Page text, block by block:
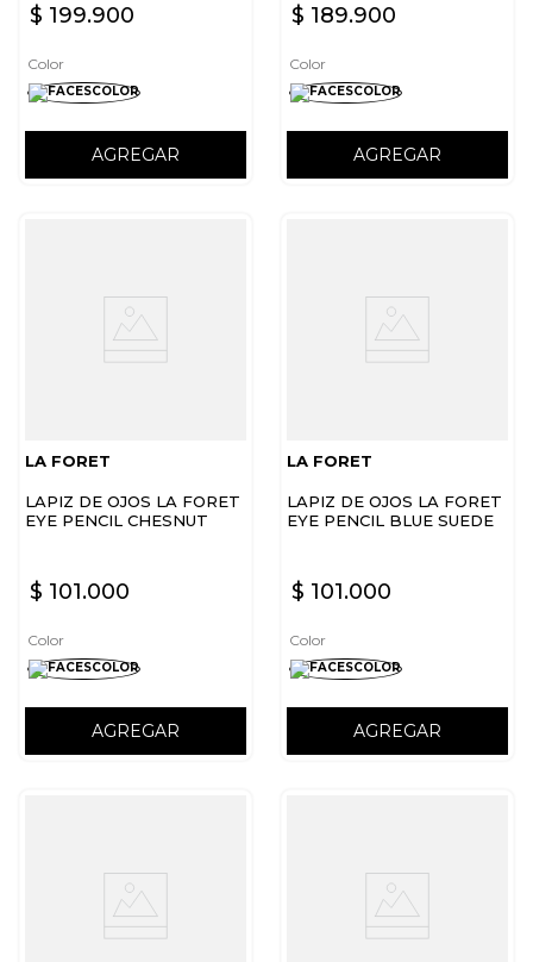
$ 199.900
Color
AGREGAR
$ 189.900
Color
AGREGAR
LA FORET
LAPIZ DE OJOS LA FORET
EYE PENCIL CHESNUT
$ 101.000
Color
AGREGAR
LA FORET
LAPIZ DE OJOS LA FORET
EYE PENCIL BLUE SUEDE
$ 101.000
Color
AGREGAR